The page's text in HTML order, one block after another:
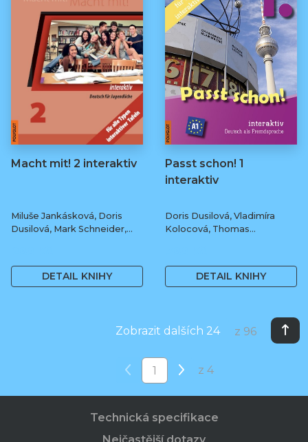
Macht mit! 2 interaktiv
Miluše Jankásková, Doris
Dusilová, Mark Schneider,
DETAIL KNIHY
Passt schon! 1
interaktiv
Doris Dusilová, Vladimíra
Kolocová, Thomas
DETAIL KNIHY
Zobrazit dalších 24 z 96
z 4
Technická specifikace
Nejčastější dotazy